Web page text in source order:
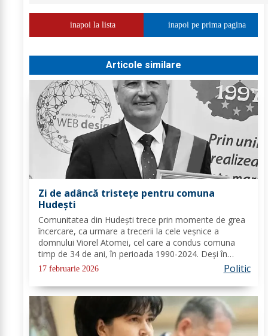
inapoi la lista inapoi pe prima pagina
Articole similare
Zi de adâncă tristețe pentru comuna
Hudești
Comunitatea din Hudești trece prin momente de grea
încercare, ca urmare a trecerii la cele veșnice a
domnului Viorel Atomei, cel care a condus comuna
timp de 34 de ani, în perioada 1990-2024. Deși în
ultima perioadă s-a confruntat cu probleme de
sănătate, vestea dispariției sale a adus multă durere...
17 februarie 2026 Politic